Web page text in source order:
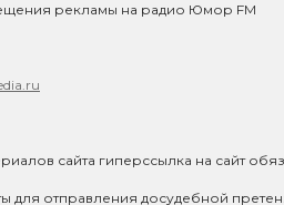
рекламы на радио Юмор FM
сайта гиперссылка на сайт
для отправления досудебной